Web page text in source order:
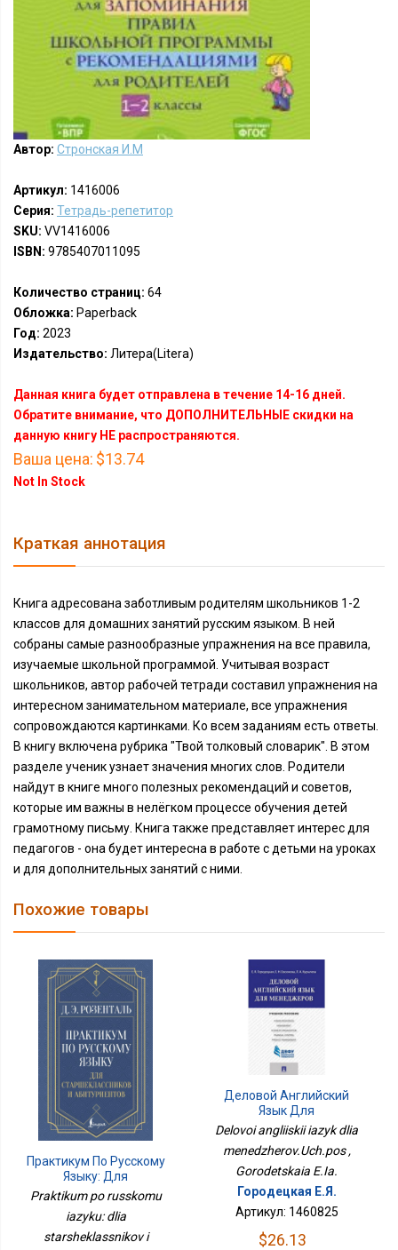
Автор: Стронская И.М
Артикул: 1416006
Серия: Тетрадь-репетитор
SKU: VV1416006
ISBN: 9785407011095
Количество страниц: 64
Обложка: Paperback
Год: 2023
Издательство: Литера(Litera)
Данная книга будет отправлена в течение 14-16 дней.
Обратите внимание, что ДОПОЛНИТЕЛЬНЫЕ скидки на
данную книгу НЕ распространяются.
Ваша цена: $13.74
Not In Stock
Краткая аннотация
Книга адресована заботливым родителям школьников 1-2
классов для домашних занятий русским языком. В ней
собраны самые разнообразные упражнения на все правила,
изучаемые школьной программой. Учитывая возраст
школьников, автор рабочей тетради составил упражнения на
интересном занимательном материале, все упражнения
сопровождаются картинками. Ко всем заданиям есть ответы.
В книгу включена рубрика "Твой толковый словарик". В этом
разделе ученик узнает значения многих слов. Родители
найдут в книге много полезных рекомендаций и советов,
которые им важны в нелёгком процессе обучения детей
грамотному письму. Книга также представляет интерес для
педагогов - она будет интересна в работе с детьми на уроках
и для дополнительных занятий с ними.
Похожие товары
Практикум По Русскому
Языку: Для
Старшеклассников И
Абитуриентов
Praktikum po russkomu
iazyku: dlia
starsheklassnikov i
Деловой Английский
Язык Для
Менеджеров.Уч.пос
Delovoi angliiskii iazyk dlia
menedzherov.Uch.pos ,
Gorodetskaia E.Ia.
Городецкая Е.Я.
Артикул: 1460825
$26.13